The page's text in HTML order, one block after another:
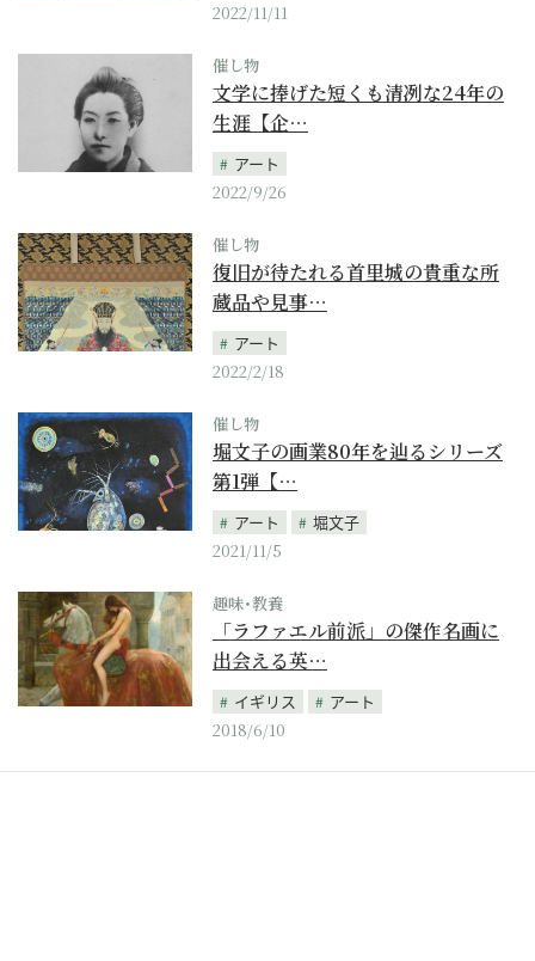
2022/11/11
催し物
文学に捧げた短くも清冽な24年の
生涯【企…
アート
2022/9/26
催し物
復旧が待たれる首里城の貴重な所
蔵品や見事…
アート
2022/2/18
催し物
堀文子の画業80年を辿るシリーズ
第1弾【…
アート
堀文子
2021/11/5
趣味･教養
「ラファエル前派」の傑作名画に
出会える英…
イギリス
アート
2018/6/10